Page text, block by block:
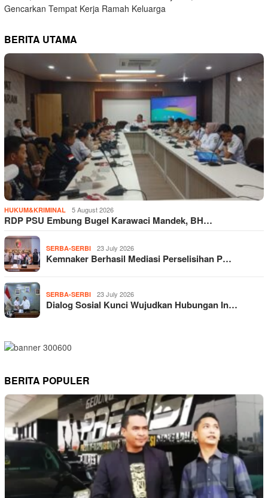
Gencarkan Tempat Kerja Ramah Keluarga
BERITA UTAMA
HUKUM&KRIMINAL 5 August 2026
RDP PSU Embung Bugel Karawaci Mandek, BH…
SERBA-SERBI 23 July 2026
Kemnaker Berhasil Mediasi Perselisihan P…
SERBA-SERBI 23 July 2026
Dialog Sosial Kunci Wujudkan Hubungan In…
BERITA POPULER